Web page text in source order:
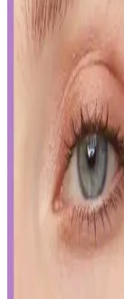
Kalıcı Oje
Modellerinin
Nail Master M377
sunan kalıcı ojeler
bakım önerileriyle
İslak Ruj
Mükemmel
İslak rujun
doğru uygulama
sınır çizimi ve kat
Japon ve